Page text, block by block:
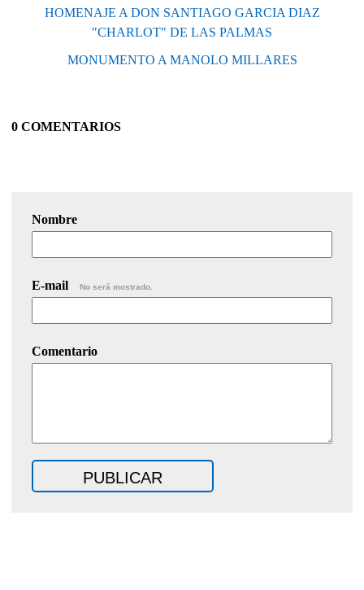
HOMENAJE A DON SANTIAGO GARCIA DIAZ
"CHARLOT" DE LAS PALMAS
MONUMENTO A MANOLO MILLARES
0 COMENTARIOS
Nombre
E-mail No será mostrado.
Comentario